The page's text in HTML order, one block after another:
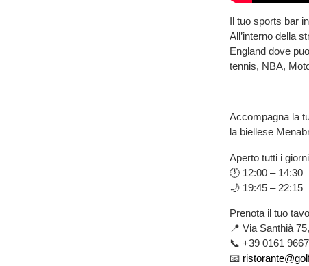
Il tuo sports bar
All’interno della
England dove
tennis, NBA,
Accompagna la
la biellese
Aperto tutti i
🕛 12:00 – 14:30
🌙 19:45 – 22:15
Prenota il tuo
📍 Via Santhià
📞 +39 0161
📧